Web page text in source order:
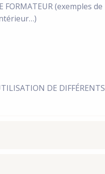
FORMATEUR (exemples de
DE DIFFÉRENTS